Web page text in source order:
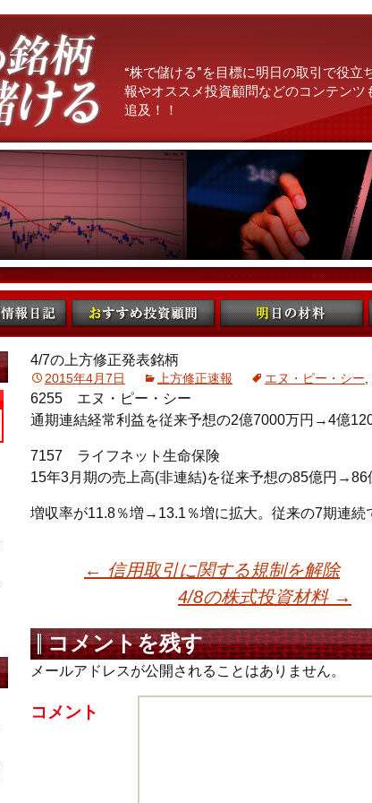
“株で儲ける”を目標に明日の取引で役
報やオススメ投資顧問などのコンテン
追及！！
4/7の上方修正発表銘柄
2015年4月7日 上方修正速報 エヌ・ピー・シー
6255 エヌ・ピー・シー
通期連結経常利益を従来予想の2億7000万円→4億
7157 ライフネット生命保険
15年3月期の売上高(非連結)を従来予想の85億円→86
増収率が11.8％増→13.1％増に拡大。従来の7期連続
投稿ナビゲーショ
← 信用取引に関する規制を解除
4/8の株式投資材料 →
コメントを残す
メールアドレスが公開されることはありません。
コメント